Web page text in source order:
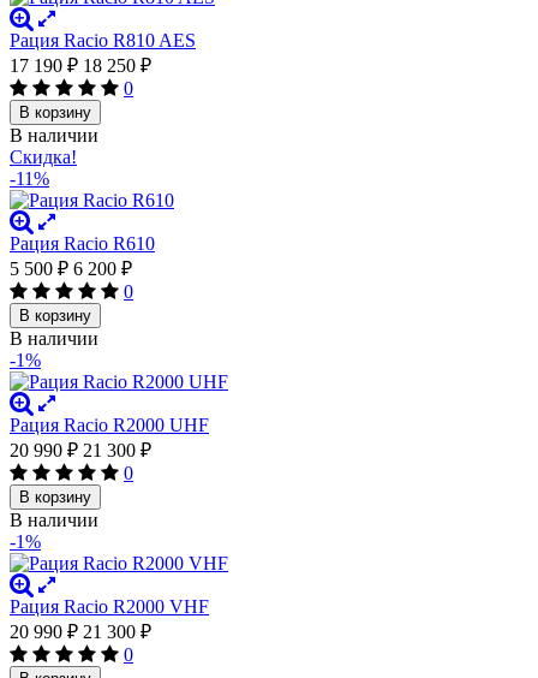
Рация Racio R810 AES
17 190 ₽ 18 250 ₽
0
В корзину
В наличии
Скидка!
-11%
Рация Racio R610
5 500 ₽ 6 200 ₽
0
В корзину
В наличии
-1%
Рация Racio R2000 UHF
20 990 ₽ 21 300 ₽
0
В корзину
В наличии
-1%
Рация Racio R2000 VHF
20 990 ₽ 21 300 ₽
0